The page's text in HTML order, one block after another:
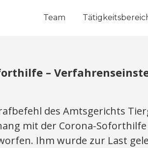
Team
–
des Amtsgerichts
mit der Corona-
Ihm wurde zur Last